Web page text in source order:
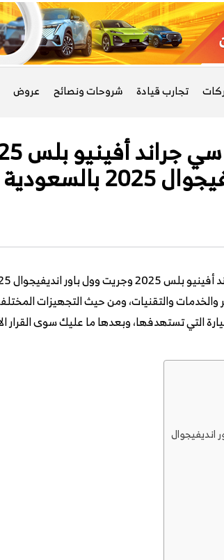
تجارب قيادة شروحات ونصائح عروض
بالسعودية
والتقنيات، ومن حيث التجهيزات
التي تستهدفها، وبعدها ما عليك سوى القرار
انديفيجوال